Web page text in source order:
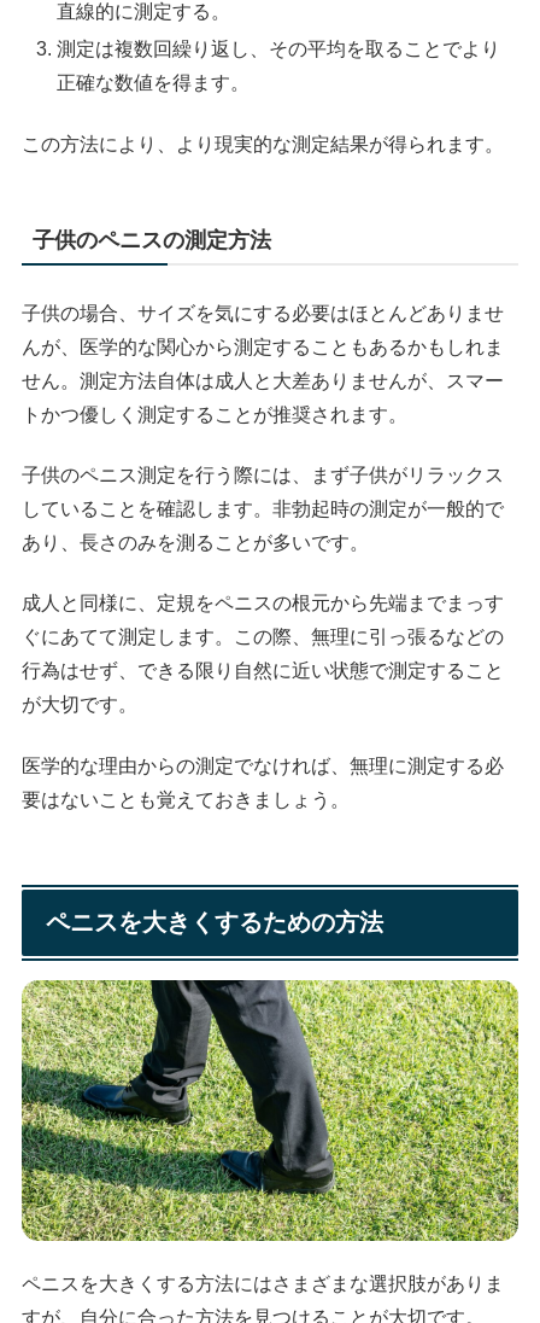
直線的に測定する。
測定は複数回繰り返し、その平均を取ることでより
正確な数値を得ます。
この方法により、より現実的な測定結果が得られます。
子供のペニスの測定方法
子供の場合、サイズを気にする必要はほとんどありませ
んが、医学的な関心から測定することもあるかもしれま
せん。測定方法自体は成人と大差ありませんが、スマー
トかつ優しく測定することが推奨されます。
子供のペニス測定を行う際には、まず子供がリラックス
していることを確認します。非勃起時の測定が一般的で
あり、長さのみを測ることが多いです。
成人と同様に、定規をペニスの根元から先端までまっす
ぐにあてて測定します。この際、無理に引っ張るなどの
行為はせず、できる限り自然に近い状態で測定すること
が大切です。
医学的な理由からの測定でなければ、無理に測定する必
要はないことも覚えておきましょう。
ペニスを大きくするための方法
ペニスを大きくする方法にはさまざまな選択肢がありま
すが、自分に合った方法を見つけることが大切です。